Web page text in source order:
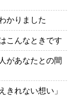
かりました
こんなときです
があなたとの間
きれない想い」